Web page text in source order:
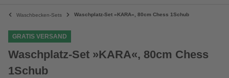
Waschbecken-Sets Waschplatz-Set »KARA«, 80cm Chess 1Schub
GRATIS VERSAND
Waschplatz-Set »KARA«, 80cm Chess
1Schub